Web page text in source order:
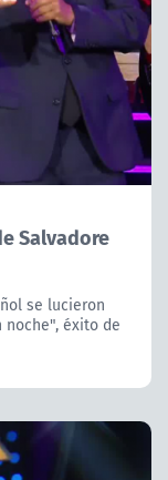
Salvadore
se lucieron
éxito de